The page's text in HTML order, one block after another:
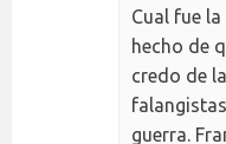
Cual fue
hecho de
credo de
guerra.